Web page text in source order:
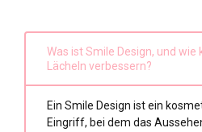
Was ist Smile Design, und wie
Lächeln verbessern?
Ein Smile Design ist ein
Eingriff, bei dem das